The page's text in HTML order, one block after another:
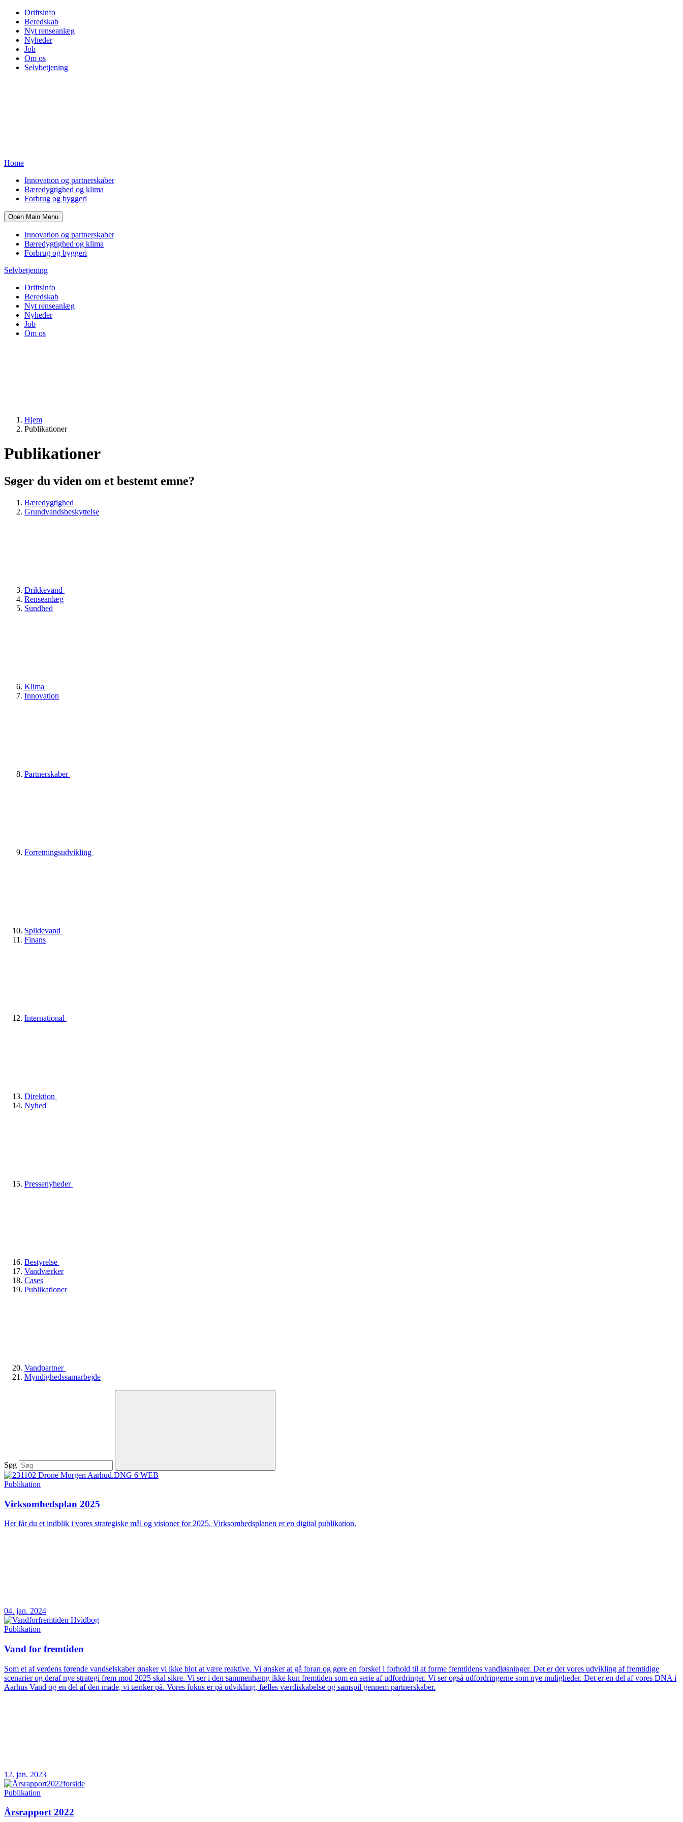
Driftsinfo
Beredskab
Nyt renseanlæg
Nyheder
Job
Om os
Selvbetjening
Home
Innovation og partnerskaber
Bæredygtighed og klima
Forbrug og byggeri
Open Main Menu
Innovation og partnerskaber
Bæredygtighed og klima
Forbrug og byggeri
Selvbetjening
Driftsinfo
Beredskab
Nyt renseanlæg
Nyheder
Job
Om os
Hjem
Publikationer
Publikationer
Søger du viden om et bestemt emne?
Bæredygtighed
Grundvandsbeskyttelse
Drikkevand
Renseanlæg
Sundhed
Klima
Innovation
Partnerskaber
Forretningsudvikling
Spildevand
Finans
International
Direktion
Nyhed
Pressenyheder
Bestyrelse
Vandværker
Cases
Publikationer
Vandpartner
Myndighedssamarbejde
Søg
Publikation
Virksomhedsplan 2025
Her får du et indblik i vores strategiske mål og visioner for 2025. Virksomhedsplanen er en digital publikation.
04. jan. 2024
Publikation
Vand for fremtiden
Som et af verdens førende vandselskaber ønsker vi ikke blot at være reaktive. Vi ønsker at gå foran og gøre en forskel i forhold til at forme fremtidens vandløsninger. Det er det vores udvikling af fremtidige
scenarier og deraf nye strategi frem mod 2025 skal sikre. Vi ser i den sammenhæng ikke kun fremtiden som en serie af udfordringer. Vi ser også udfordringerne som nye muligheder. Det er en del af vores DNA i
Aarhus Vand og en del af den måde, vi tænker på. Vores fokus er på udvikling, fælles værdiskabelse og samspil gennem partnerskaber.
12. jan. 2023
Publikation
Årsrapport 2022